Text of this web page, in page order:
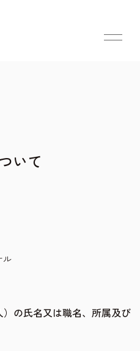
いて
ル
の氏名又は職名、所属及び